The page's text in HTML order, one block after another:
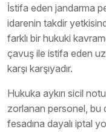
İstifa eden jandarma
idarenin takdir
farklı bir hukuki
çavuş ile istifa eden
karşı karşıyadır.
Hukuka aykırı sicil
zorlanan personel, bu
fesadına dayalı iptal